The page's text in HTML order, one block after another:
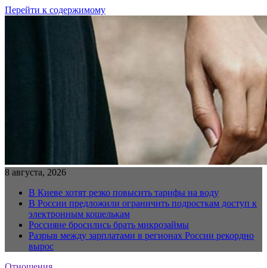
Перейти к содержимому
8 августа, 2026
В Киеве хотят резко повысить тарифы на воду
В России предложили ограничить подросткам доступ к
электронным кошелькам
Россияне бросились брать микрозаймы
Разрыв между зарплатами в регионах России рекордно
вырос